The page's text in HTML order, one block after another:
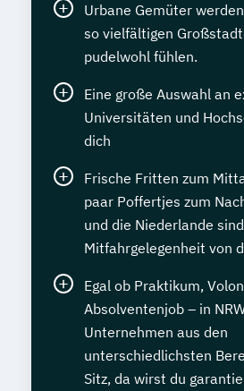
Urbane Gemüter
so vielfältigen
pudelwohl fühlen.
Eine große Auswahl an
Universitäten und
dich
Frische Fritten zum
paar Poffertjes zum
und die Niederlande
Mitfahrgelegenheit von
Egal ob Praktikum,
Absolventenjob – in
Unternehmen aus den
unterschiedlichsten
Sitz, da wirst du